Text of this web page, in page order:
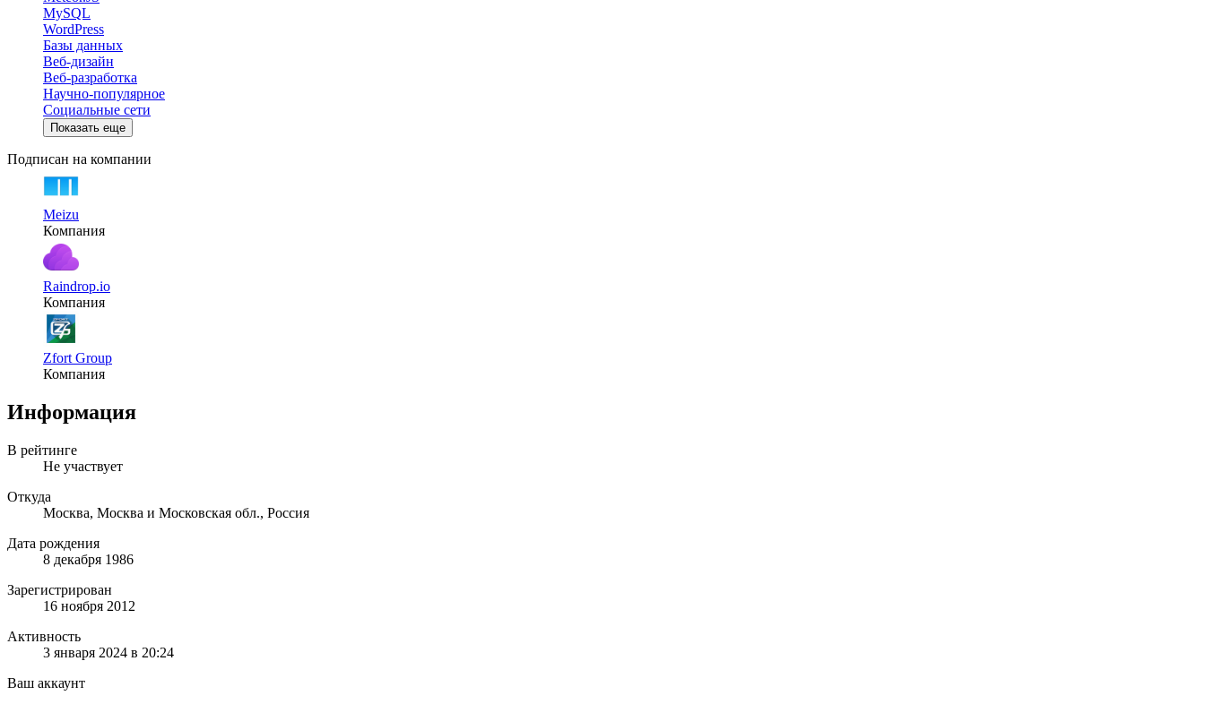
MySQL
WordPress
Базы данных
Веб-дизайн
Веб-разработка
Научно-популярное
Социальные сети
Показать еще
Подписан на компании
Meizu
Компания
Raindrop.io
Компания
Zfort Group
Компания
Информация
В рейтинге
Не участвует
Откуда
Москва, Москва и Московская обл., Россия
Дата рождения
8 декабря 1986
Зарегистрирован
16 ноября 2012
Активность
3 января 2024 в 20:24
Ваш аккаунт